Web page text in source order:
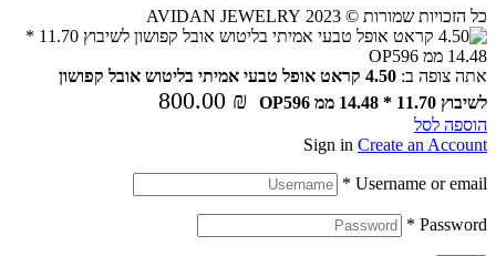
כל הזכויות שמורות © 2023 AVIDAN JEWELRY
אתה צופה ב:
4.50 קראט אופל טבעי אמיתי בליטוש אובל קפושון
לשיבוץ 11.70 * 14.48 ממ OP596
800.00 ₪
הוספה לסל
Sign in Create an Account
Username or email
*
Password
*